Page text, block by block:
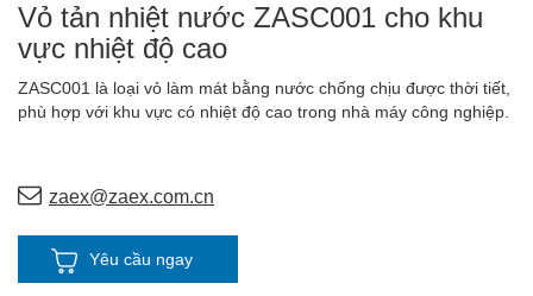
Vỏ tản nhiệt nước ZASC001 cho khu
vực nhiệt độ cao
ZASC001 là loại vỏ làm mát bằng nước chống chịu được thời tiết,
phù hợp với khu vực có nhiệt độ cao trong nhà máy công nghiệp.
zaex@zaex.com.cn
Yêu cầu ngay